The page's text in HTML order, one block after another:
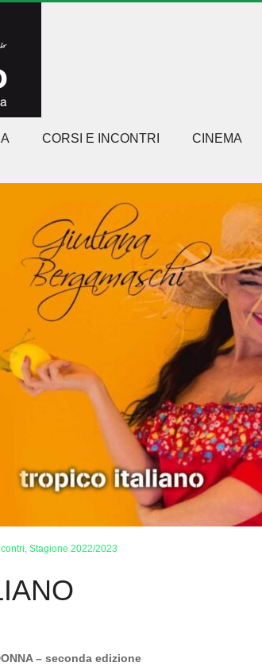
CORSI E INCONTRI CINEMA
Stagione 2022/2023
– seconda edizione